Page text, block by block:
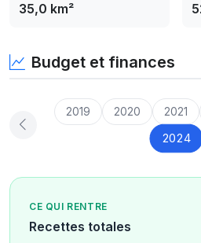
35,0 km²
Budget et finances
2019 2020 2021
2024
CE QUI RENTRE
Recettes totales